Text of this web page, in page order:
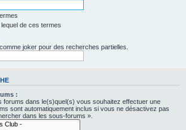
de ces termes
joker pour des recherches partielles.
:
forums dans le(s)quel(s) vous souhaitez effectuer une
sont automatiquement inclus si vous ne désactivez pas
dans les sous-forums ».